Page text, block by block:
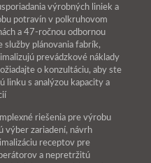
výrobných liniek a
potravín v polkruhovom
a 47-ročnou odbornou
plánovania fabrík,
prevádzkové náklady
o konzultáciu, aby ste
linku s analýzou kapacity a
riešenia pre výrobu
výber zariadení, návrh
receptov pre
a nepretržitú